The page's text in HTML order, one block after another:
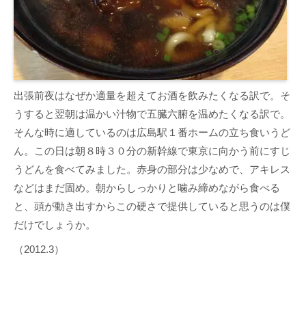
出張前夜はなぜか適量を超えてお酒を飲みたくなる訳で。そ
うすると翌朝は温かい汁物で五臓六腑を温めたくなる訳で。
そんな時に適しているのは広島駅１番ホームの立ち食いうど
ん。この日は朝８時３０分の新幹線で東京に向かう前にすじ
うどんを食べてみました。赤身の部分は少なめで、アキレス
などはまだ固め。朝からしっかりと噛み締めながら食べる
と、頭が動き出すからこの硬さで提供していると思うのは僕
だけでしょうか。
（2012.3）